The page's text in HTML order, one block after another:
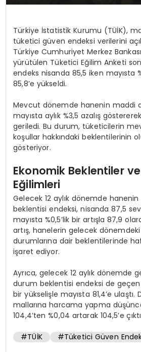
Türkiye İstatistik Kurumu (TÜİK),
tüketici güven endeksi verilerini
Türkiye Cumhuriyet Merkez
yürütülen Tüketici Eğilim Anketi
endeks nisanda 85,5 iken mayısta
85,8’e yükseldi.
Mevcut dönemde hanenin maddi
mayısta aylık %3,5 azalış
geriledi. Bu durum, tüketicilerin
koşullar hakkındaki beklentilerinin
gösteriyor.
Ekonomik Beklentiler
Eğilimleri
Gelecek 12 aylık dönemde
beklentisi endeksi, nisanda 87,5
mayısta %0,5’lik bir artışla 87,9
artış, hanelerin gelecek
durumlarına dair beklentilerinde
işaret ediyor.
Ayrıca, gelecek 12 aylık dönemde
durum beklentisi endeksi de geçen
bir yükselişle mayısta 81,4’e ulaştı.
mallarına harcama yapma
104,4’ten %0,04 artarak 104,5’e
#TÜİK #Tüketici Güven